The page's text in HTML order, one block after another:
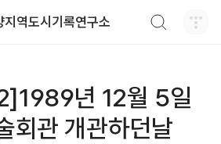
지역도시기록연구소
년 12월 5일
회관 개관하던날